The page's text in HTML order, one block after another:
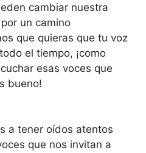
cambiar nuestra
un camino
que quieras que tu voz
el tiempo, ¡como
esas voces que
bueno!
a tener oídos atentos
que nos invitan a